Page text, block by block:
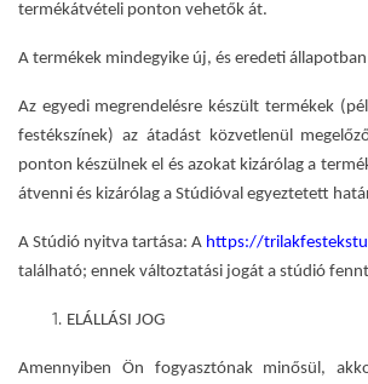
termékátvételi ponton vehetők át.
A termékek mindegyike új, és eredeti
Az egyedi megrendelésre készült termékek
festékszínek) az átadást közvetlenül
ponton készülnek el és azokat kizárólag a
átvenni és kizárólag a Stúdióval egyeztetett
A Stúdió nyitva tartása: A https://
található; ennek változtatási jogát a stúdió
ELÁLLÁSI JOG
Amennyiben Ön fogyasztónak minősül,